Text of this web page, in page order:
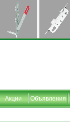
Акции Объявления